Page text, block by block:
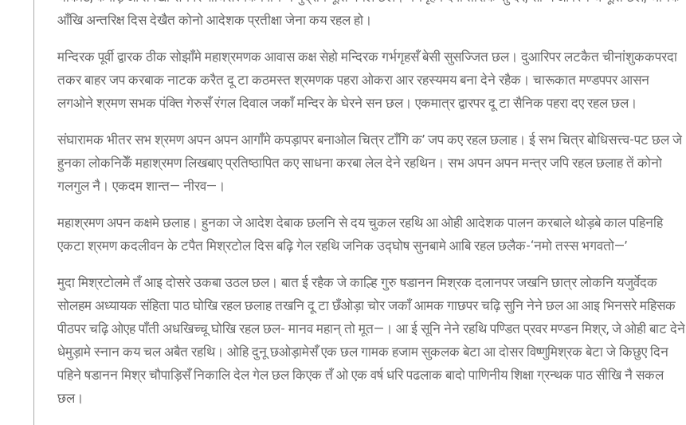
आँखि अन्तरिक्ष दिस देखैत कोनो आदेशक प्रतीक्षा जेना कय रहल हो।
मन्दिरक पूर्वी द्वारक ठीक सोझाँमे महाश्रमणक आवास कक्ष सेहो मन्दिरक गर्भगृहसँ बेसी सुसज्जित छल। दुआरिपर लटकैत चीनांशुककपरदा
तकर बाहर जप करबाक नाटक करैत दू टा कठमस्त श्रमणक पहरा ओकरा आर रहस्यमय बना देने रहैक। चारूकात मण्डपपर आसन
लगओने श्रमण सभक पंक्ति गेरुसँ रंगल दिवाल जकाँ मन्दिर के घेरने सन छल। एकमात्र द्वारपर दू टा सैनिक पहरा दए रहल छल।
संघारामक भीतर सभ श्रमण अपन अपन आगाँमे कपड़ापर बनाओल चित्र टाँगि क’ जप कए रहल छलाह। ई सभ चित्र बोधिसत्त्व-पट छल जे
हुनका लोकनिकेँ महाश्रमण लिखबाए प्रतिष्ठापित कए साधना करबा लेल देने रहथिन। सभ अपन अपन मन्त्र जपि रहल छलाह तें कोनो
गलगुल नै। एकदम शान्त— नीरव—।
महाश्रमण अपन कक्षमे छलाह। हुनका जे आदेश देबाक छलनि से दय चुकल रहथि आ ओही आदेशक पालन करबाले थोड़बे काल पहिनहि
एकटा श्रमण कदलीवन के टपैत मिश्रटोल दिस बढ़ि गेल रहथि जनिक उद्घोष सुनबामे आबि रहल छलैक-‘नमो तस्स भगवतो—’
मुदा मिश्रटोलमे तँ आइ दोसरे उकबा उठल छल। बात ई रहैक जे काल्हि गुरु षडानन मिश्रक दलानपर जखनि छात्र लोकनि यजुर्वेदक
सोलहम अध्यायक संहिता पाठ घोखि रहल छलाह तखनि दू टा छँओड़ा चोर जकाँ आमक गाछपर चढ़ि सुनि नेने छल आ आइ भिनसरे महिसक
पीठपर चढ़ि ओएह पाँती अधखिच्चू घोखि रहल छल- मानव महान् तो मूत—। आ ई सूनि नेने रहथि पण्डित प्रवर मण्डन मिश्र, जे ओही बाट देने
धेमुड़ामे स्नान कय चल अबैत रहथि। ओहि दुनू छओड़ामेसँ एक छल गामक हजाम सुकलक बेटा आ दोसर विष्णुमिश्रक बेटा जे किछुए दिन
पहिने षडानन मिश्र चौपाड़िसँ निकालि देल गेल छल किएक तँ ओ एक वर्ष धरि पढलाक बादो पाणिनीय शिक्षा ग्रन्थक पाठ सीखि नै सकल
छल।